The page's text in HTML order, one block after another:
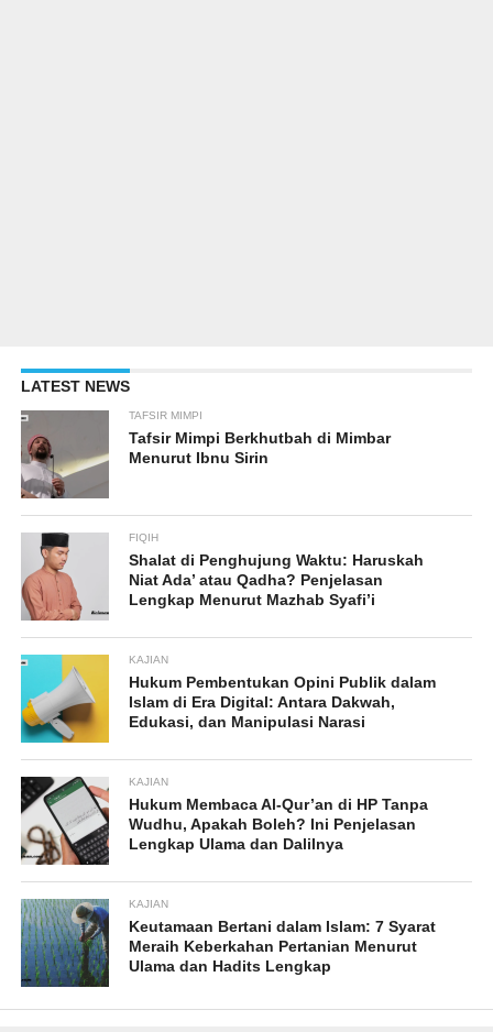
LATEST NEWS
TAFSIR MIMPI
Tafsir Mimpi Berkhutbah di Mimbar
Menurut Ibnu Sirin
FIQIH
Shalat di Penghujung Waktu: Haruskah
Niat Ada’ atau Qadha? Penjelasan
Lengkap Menurut Mazhab Syafi’i
KAJIAN
Hukum Pembentukan Opini Publik dalam
Islam di Era Digital: Antara Dakwah,
Edukasi, dan Manipulasi Narasi
KAJIAN
Hukum Membaca Al-Qur’an di HP Tanpa
Wudhu, Apakah Boleh? Ini Penjelasan
Lengkap Ulama dan Dalilnya
KAJIAN
Keutamaan Bertani dalam Islam: 7 Syarat
Meraih Keberkahan Pertanian Menurut
Ulama dan Hadits Lengkap